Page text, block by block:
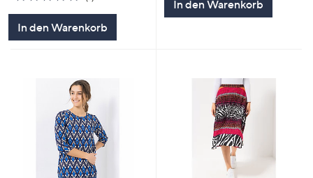
von
5
In den Warenkorb
In den Warenkorb